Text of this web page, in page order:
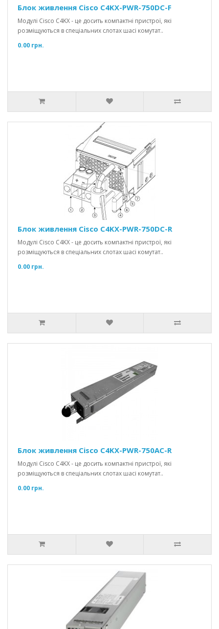
Блок живлення Cisco C4KX-PWR-750DC-F
Модулі Cisco C4KX - це досить компактні пристрої, які
розміщуються в спеціальних слотах шасі комутат..
0.00 грн.
Блок живлення Cisco C4KX-PWR-750DC-R
Модулі Cisco C4KX - це досить компактні пристрої, які
розміщуються в спеціальних слотах шасі комутат..
0.00 грн.
Блок живлення Cisco C4KX-PWR-750AC-R
Модулі Cisco C4KX - це досить компактні пристрої, які
розміщуються в спеціальних слотах шасі комутат..
0.00 грн.